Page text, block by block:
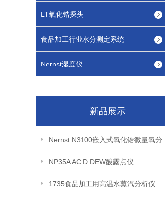
LT氧化锆探头
食品加工行业水分测定系统
Nernst湿度仪
新品展示
NP35A ACID DEW酸露点仪
1735食品加工用高温水蒸汽分析仪